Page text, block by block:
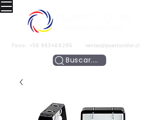
Fono: +56 993466295 ventas@puertocolor.cl
Buscar....